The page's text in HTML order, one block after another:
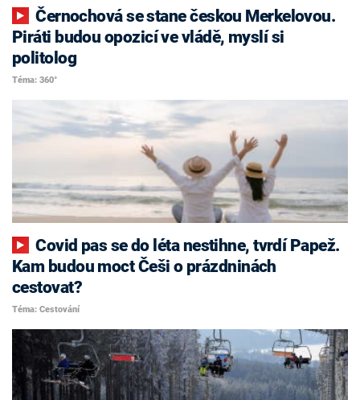
Černochová se stane českou Merkelovou.
Piráti budou opozicí ve vládě, myslí si
politolog
Téma: 360°
Covid pas se do léta nestihne, tvrdí Papež.
Kam budou moct Češi o prázdninách
cestovat?
Téma: Cestování